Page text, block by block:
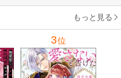
もっと見る
3位